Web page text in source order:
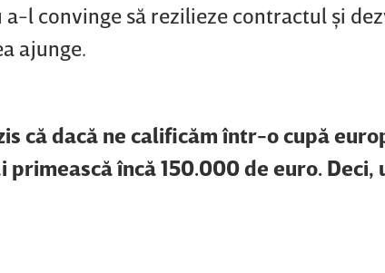
a-l convinge să rezilieze contractul şi
ajunge.
că dacă ne calificăm într-o cupă
primească încă 150.000 de euro. Deci,